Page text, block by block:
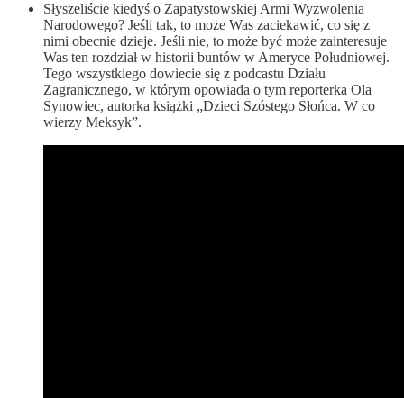
Słyszeliście kiedyś o Zapatystowskiej Armi Wyzwolenia
Narodowego? Jeśli tak, to może Was zaciekawić, co się z
nimi obecnie dzieje. Jeśli nie, to może być może zainteresuje
Was ten rozdział w historii buntów w Ameryce Południowej.
Tego wszystkiego dowiecie się z podcastu Działu
Zagranicznego, w którym opowiada o tym reporterka Ola
Synowiec, autorka książki „Dzieci Szóstego Słońca. W co
wierzy Meksyk”.